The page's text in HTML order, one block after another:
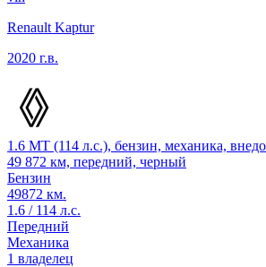
Renault Kaptur
2020 г.в.
1.6 MT (114 л.с.), бензин, механика,
49 872 км, передний, черный
Бензин
49872 км.
1.6 / 114 л.с.
Передний
Механика
1 владелец